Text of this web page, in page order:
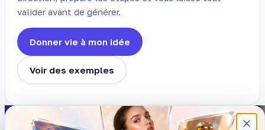
valider avant de générer.
Donner vie à mon idée
Voir des exemples